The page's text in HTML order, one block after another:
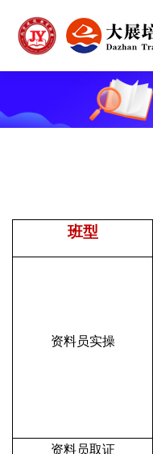
主
内
容
班型
资料员实操
资料员取证